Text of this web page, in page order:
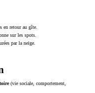
en retour au gîte.
sur les spots.
par la neige.
(vie sociale, comportement,